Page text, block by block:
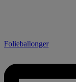
Folieballonger